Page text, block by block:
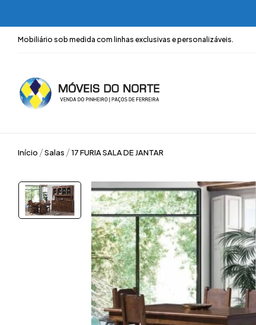
Mobiliário sob medida com linhas exclusivas e personalizáveis.
Início Salas 17 FURIA SALA DE JANTAR